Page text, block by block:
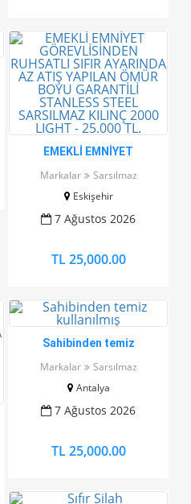
EMEKLİ EMNİYET
YAPILAN ÖMÜR BOYU
GARANTİLİ STANLESS
Markalar
Sarsılmaz
Eskişehir
7 Ağustos 2026
TL 25,000.00
Sahibinden temiz
Markalar
Sarsılmaz
Antalya
7 Ağustos 2026
TL 25,000.00